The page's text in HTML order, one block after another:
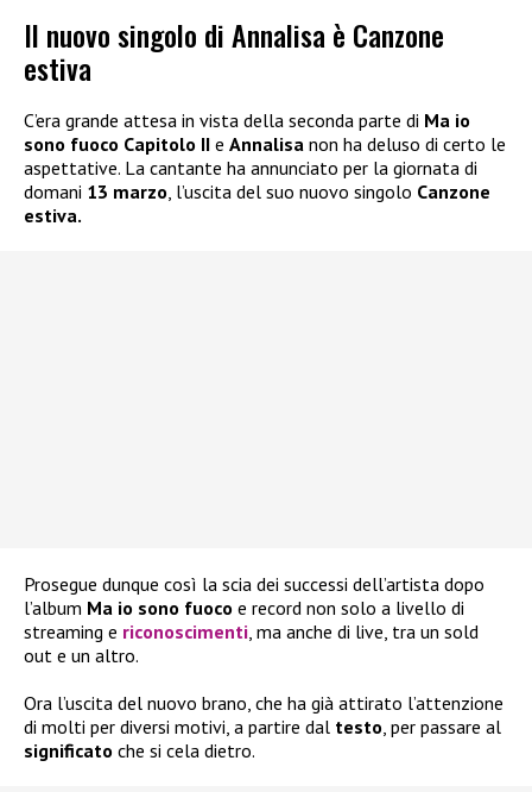
Il nuovo singolo di Annalisa è Canzone
estiva
C’era grande attesa in vista della seconda parte di Ma io
sono fuoco Capitolo II e Annalisa non ha deluso di certo le
aspettative. La cantante ha annunciato per la giornata di
domani 13 marzo, l’uscita del suo nuovo singolo Canzone
estiva.
Prosegue dunque così la scia dei successi dell’artista dopo
l’album Ma io sono fuoco e record non solo a livello di
streaming e riconoscimenti, ma anche di live, tra un sold
out e un altro.
Ora l’uscita del nuovo brano, che ha già attirato l’attenzione
di molti per diversi motivi, a partire dal testo, per passare al
significato che si cela dietro.